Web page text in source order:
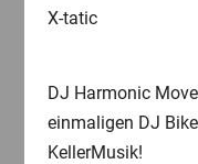
X-tatic
DJ Harmonic
einmaligen DJ
KellerMusik!